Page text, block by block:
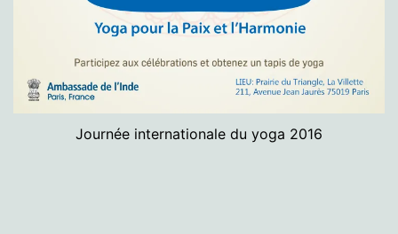
Journée internationale du yoga 2016